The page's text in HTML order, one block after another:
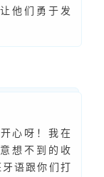
他们勇于发
心呀！ 我在
想不到的收
语跟你们打